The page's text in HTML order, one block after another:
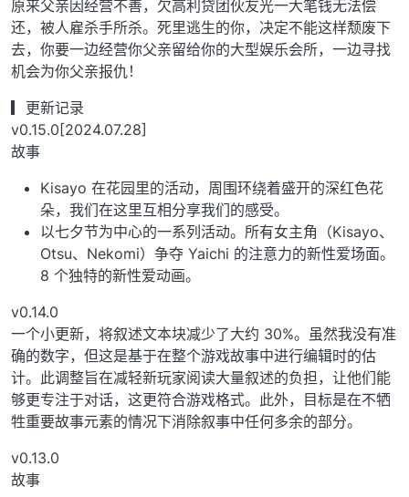
原来父亲因经营不善，欠高利贷团伙友光一大笔钱无法偿
还，被人雇杀手所杀。死里逃生的你，决定不能这样颓废下
去，你要一边经营你父亲留给你的大型娱乐会所，一边寻找
机会为你父亲报仇！
▎更新记录
v0.15.0[2024.07.28]
故事
Kisayo 在花园里的活动，周围环绕着盛开的深红色花
朵，我们在这里互相分享我们的感受。
以七夕节为中心的一系列活动。所有女主角（Kisayo、
Otsu、Nekomi）争夺 Yaichi 的注意力的新性爱场面。
8 个独特的新性爱动画。
v0.14.0
一个小更新，将叙述文本块减少了大约 30%。虽然我没有准
确的数字，但这是基于在整个游戏故事中进行编辑时的估
计。此调整旨在减轻新玩家阅读大量叙述的负担，让他们能
够更专注于对话，这更符合游戏格式。此外，目标是在不牺
牲重要故事元素的情况下消除叙事中任何多余的部分。
v0.13.0
故事